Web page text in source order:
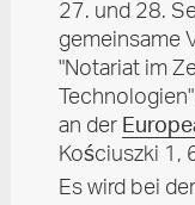
27. und 28.
gemeinsame
"Notariat im
an der
Kościuszki 1,
Es wird bei